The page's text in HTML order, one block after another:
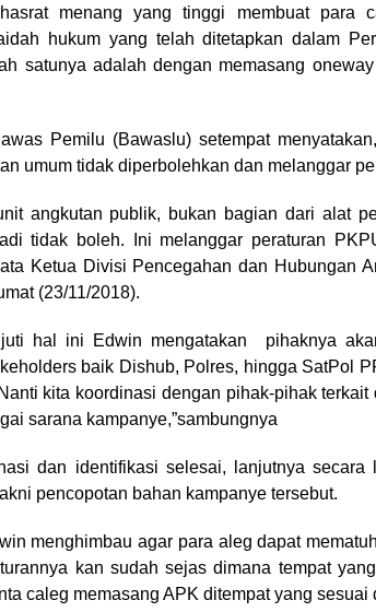
menang yang tinggi membuat para
hukum yang telah ditetapkan dalam
satunya adalah dengan memasang
Pemilu (Bawaslu) setempat
umum tidak diperbolehkan dan melanggar
angkutan publik, bukan bagian dari alat
tidak boleh. Ini melanggar peraturan
Ketua Divisi Pencegahan dan Hubungan
(23/11/2018).
hal ini Edwin mengatakan pihaknya
baik Dishub, Polres, hingga SatPol
kita koordinasi dengan pihak-pihak
sarana kampanye,”sambungnya
dan identifikasi selesai, lanjutnya
pencopotan bahan kampanye tersebut.
menghimbau agar para aleg dapat
kan sudah sejas dimana tempat
caleg memasang APK ditempat yang